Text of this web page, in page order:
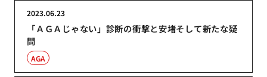
「ＡＧＡじゃない」診断の衝撃と安堵そして新たな疑
問
2023.06.23
AGA